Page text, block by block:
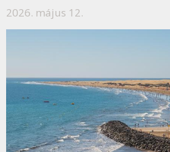
2026. május 12.